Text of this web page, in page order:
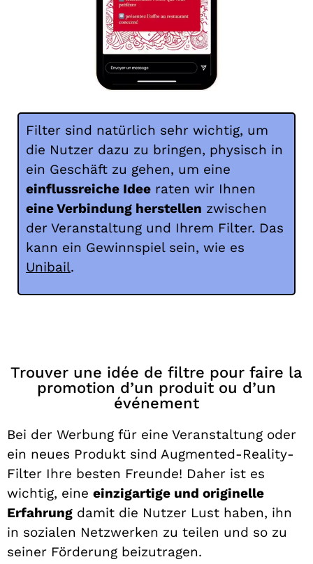
Filter sind natürlich sehr wichtig, um
die Nutzer dazu zu bringen, physisch in
ein Geschäft zu gehen, um eine
einflussreiche Idee raten wir Ihnen
eine Verbindung herstellen zwischen
der Veranstaltung und Ihrem Filter. Das
kann ein Gewinnspiel sein, wie es
Unibail.
Trouver une idée de filtre pour faire la
promotion d’un produit ou d’un
événement
Bei der Werbung für eine Veranstaltung oder
ein neues Produkt sind Augmented-Reality-
Filter Ihre besten Freunde! Daher ist es
wichtig, eine einzigartige und originelle
Erfahrung damit die Nutzer Lust haben, ihn
in sozialen Netzwerken zu teilen und so zu
seiner Förderung beizutragen.